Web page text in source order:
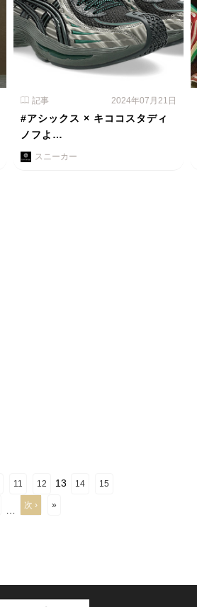
記事 2024年07月21日
#アシックス × キココスタディ
ノフよ…
スニーカー
11 12 13 14 15
次 › »